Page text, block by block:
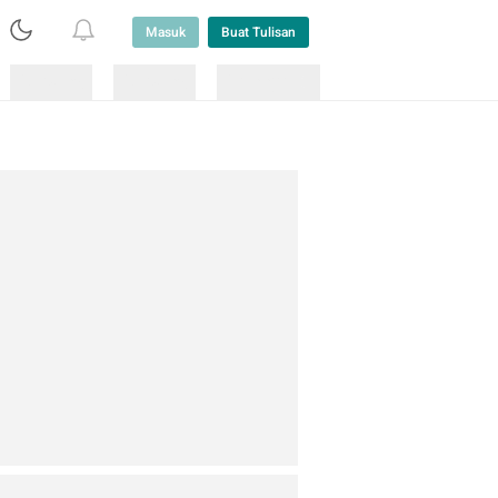
Masuk Buat Tulisan